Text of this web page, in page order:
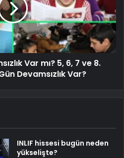
Var mı? 5, 6, 7 ve 8.
Devamsızlık Var?
INLIF hissesi bugün neden
yükselişte?